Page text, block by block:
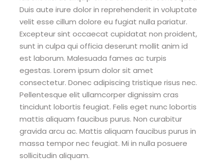
Duis aute irure dolor in reprehenderit in voluptate
velit esse cillum dolore eu fugiat nulla pariatur.
Excepteur sint occaecat cupidatat non proident,
sunt in culpa qui officia deserunt mollit anim id
est laborum. Malesuada fames ac turpis
egestas. Lorem ipsum dolor sit amet
consectetur. Donec adipiscing tristique risus nec.
Pellentesque elit ullamcorper dignissim cras
tincidunt lobortis feugiat. Felis eget nunc lobortis
mattis aliquam faucibus purus. Non curabitur
gravida arcu ac. Mattis aliquam faucibus purus in
massa tempor nec feugiat. Mi in nulla posuere
sollicitudin aliquam.